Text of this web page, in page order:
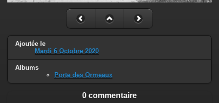
Ajoutée le
Mardi 6 Octobre 2020
Albums
Porte des Ormeaux
0 commentaire